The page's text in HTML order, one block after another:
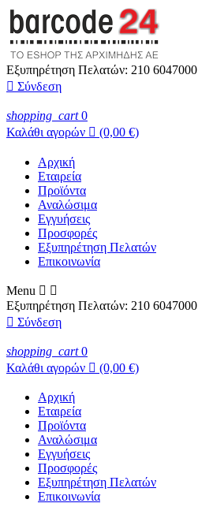
Εξυπηρέτηση Πελατών: 210 6047000
 Σύνδεση
shopping_cart 0
Καλάθι αγορών  (0,00 €)
Αρχική
Εταιρεία
Προϊόντα
Αναλώσιμα
Εγγυήσεις
Προσφορές
Εξυπηρέτηση Πελατών
Επικοινωνία
Menu  
Εξυπηρέτηση Πελατών: 210 6047000
 Σύνδεση
shopping_cart 0
Καλάθι αγορών  (0,00 €)
Αρχική
Εταιρεία
Προϊόντα
Αναλώσιμα
Εγγυήσεις
Προσφορές
Εξυπηρέτηση Πελατών
Επικοινωνία